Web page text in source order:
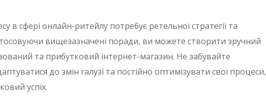
в сфері онлайн-ритейлу потребує ретельної стратегії та
вищезазначені поради, ви можете створити зручний
та прибутковий інтернет-магазин. Не забувайте
до змін галузі та постійно оптимізувати свої процеси,
успіх.